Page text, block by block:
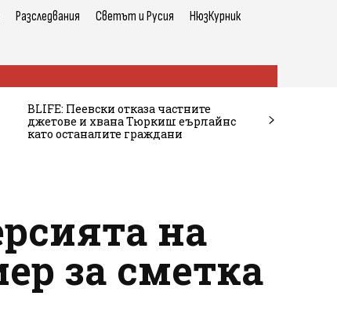
Разследвания Светът и Русия НюзКурник
BLIFE: Пеевски отказа частните
джетове и хвана Тюркиш еърлайнс
като останалите граждани
на
за сметка